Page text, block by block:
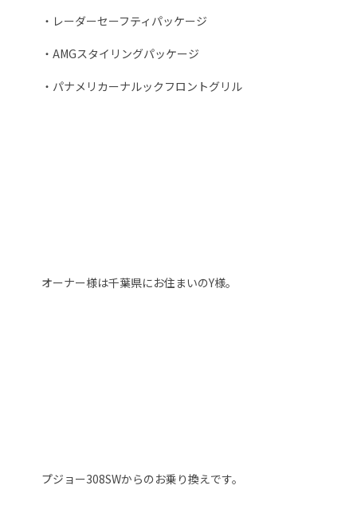
・レーダーセーフティパッケージ
・AMGスタイリングパッケージ
・パナメリカーナルックフロントグリル
オーナー様は千葉県にお住まいのY様。
プジョー308SWからのお乗り換えです。